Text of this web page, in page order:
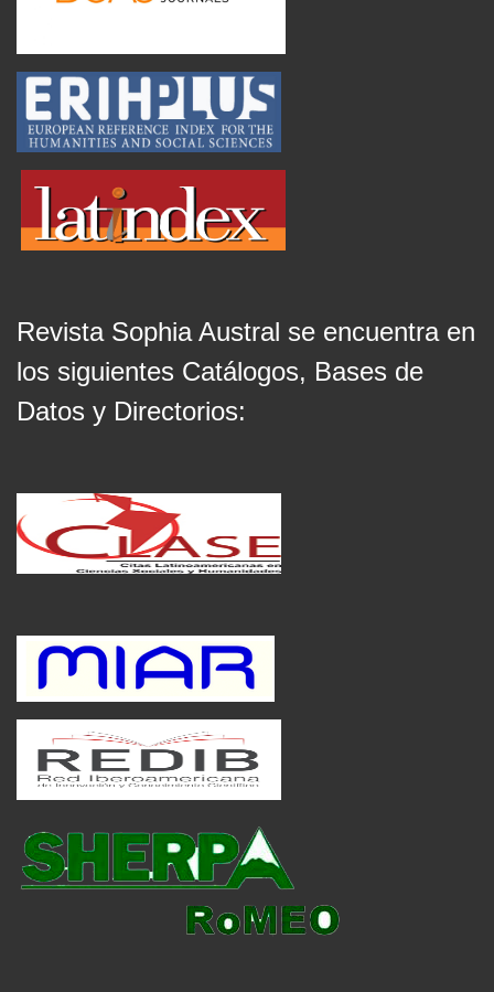
Revista Sophia Austral se encuentra en
los siguientes Catálogos, Bases de
Datos y Directorios: